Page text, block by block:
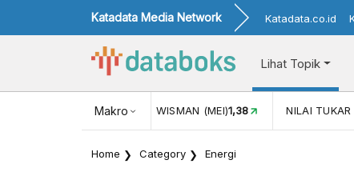
Katadata Media Network Katadata.co.id
Lihat Topik
Makro
NILAI TUKAR USD/IDR17.916 INFLASI YOY
Home Category Energi